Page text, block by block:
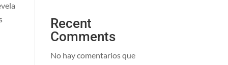
Recent
Comments
No hay comentarios que